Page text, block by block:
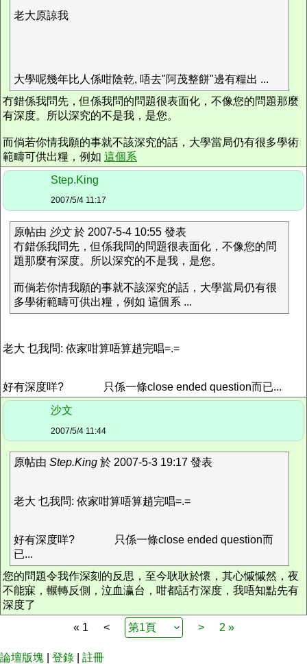
老大原諒我
大學呢幾年比人係咁陰乾, 唔去"阿茂整餅"邊有糧出 ...
冇錯係我問先，但係我問的問題很表面化，不像您的問題那麼
有深度。所以深究的不是我，是您。
而倘若你情我願的事就不該深究的話，大學當局仍有很多學術
範疇可供出糧，例如 這個系
Step.King
2007/5/4 11:17
原帖由 沙文於 2007-5-4 10:55 發表
冇錯係我問先，但係我問的問題很表面化，不像您的問
題那麼有深度。所以深究的不是我，是您。
而倘若你情我願的事就不該深究的話，大學當局仍有很
多學術範疇可供出糧，例如 這個系 ...
老大 乜我問: 依家咁算唔算趙完唱=.=
好有深度咩?
只係一條close ended question而已...
沙文
2007/5/4 11:44
原帖由 Step.King 於 2007-5-3 19:17 發表
老大 乜我問: 依家咁算唔算趙完唱=.=
好有深度咩?
只係一條close ended question而
已...
您的問題令我作深刻的反思，至今耿耿於懷，其心慽慽然，夜
不能寐，輾轉反側，泣血瀛台，咁都話冇深度，我唔知點先有
深度了
« 1
< > 2 »
論壇版塊 登錄 註冊